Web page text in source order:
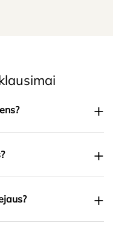
+
+
+